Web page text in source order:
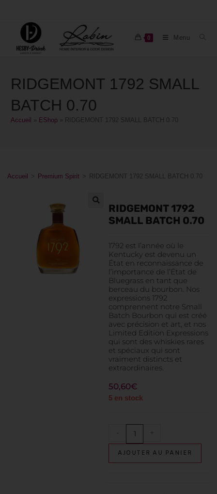
0 Menu
RIDGEMONT 1792 SMALL
BATCH 0.70
Accueil EShop RIDGEMONT 1792 SMALL BATCH 0.70
Accueil > Premium Spirit > RIDGEMONT 1792 SMALL BATCH 0.70
RIDGEMONT 1792
SMALL BATCH 0.70
1792 est l’année où le
Kentucky est devenu un
État en reconnaissance de
l’importance de l’État de
Bluegrass en tant que
berceau du bourbon. Nos
expressions 1792
comprennent notre Small
Batch Bourbon qui est créé
avec précision et art, et nos
Limited Edition Expressions
qui sont des whiskies rares
et spéciaux qui sont
vraiment distincts et
extraordinaires.
50,60€
5 en stock
- +
AJOUTER AU PANIER